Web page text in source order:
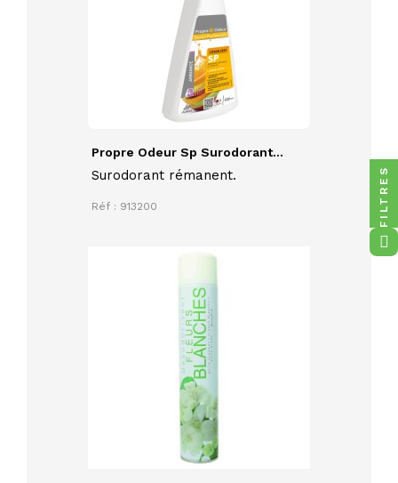
Propre Odeur Sp Surodorant...
Surodorant rémanent.
Réf : 913200 FILTRES